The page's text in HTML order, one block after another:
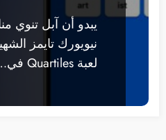
يبدو أن آبل تنوي
لعبة Quartiles في…